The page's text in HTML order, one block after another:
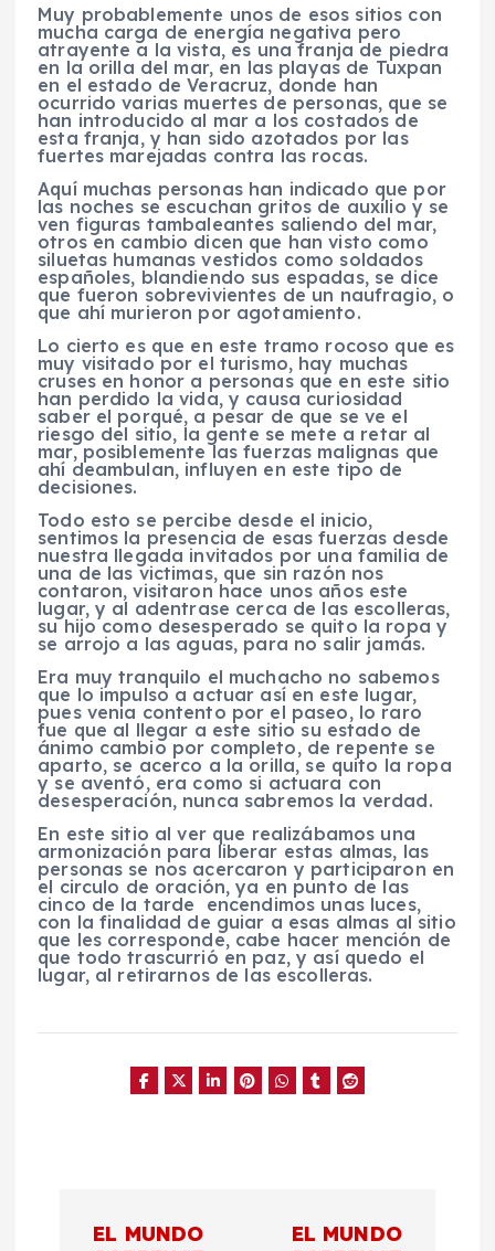
Muy probablemente unos de esos sitios con
mucha carga de energía negativa pero
atrayente a la vista, es una franja de piedra
en la orilla del mar, en las playas de Tuxpan
en el estado de Veracruz, donde han
ocurrido varias muertes de personas, que se
han introducido al mar a los costados de
esta franja, y han sido azotados por las
fuertes marejadas contra las rocas.
Aquí muchas personas han indicado que por
las noches se escuchan gritos de auxilio y se
ven figuras tambaleantes saliendo del mar,
otros en cambio dicen que han visto como
siluetas humanas vestidos como soldados
españoles, blandiendo sus espadas, se dice
que fueron sobrevivientes de un naufragio, o
que ahí murieron por agotamiento.
Lo cierto es que en este tramo rocoso que es
muy visitado por el turismo, hay muchas
cruses en honor a personas que en este sitio
han perdido la vida, y causa curiosidad
saber el porqué, a pesar de que se ve el
riesgo del sitio, la gente se mete a retar al
mar, posiblemente las fuerzas malignas que
ahí deambulan, influyen en este tipo de
decisiones.
Todo esto se percibe desde el inicio,
sentimos la presencia de esas fuerzas desde
nuestra llegada invitados por una familia de
una de las victimas, que sin razón nos
contaron, visitaron hace unos años este
lugar, y al adentrase cerca de las escolleras,
su hijo como desesperado se quito la ropa y
se arrojo a las aguas, para no salir jamás.
Era muy tranquilo el muchacho no sabemos
que lo impulso a actuar así en este lugar,
pues venia contento por el paseo, lo raro
fue que al llegar a este sitio su estado de
ánimo cambio por completo, de repente se
aparto, se acerco a la orilla, se quito la ropa
y se aventó, era como si actuara con
desesperación, nunca sabremos la verdad.
En este sitio al ver que realizábamos una
armonización para liberar estas almas, las
personas se nos acercaron y participaron en
el circulo de oración, ya en punto de las
cinco de la tarde encendimos unas luces,
con la finalidad de guiar a esas almas al sitio
que les corresponde, cabe hacer mención de
que todo trascurrió en paz, y así quedo el
lugar, al retirarnos de las escolleras.
EL MUNDO
EL MUNDO